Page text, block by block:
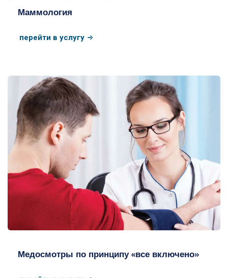
Маммология
перейти в услугу
Медосмотры по принципу «все включено»